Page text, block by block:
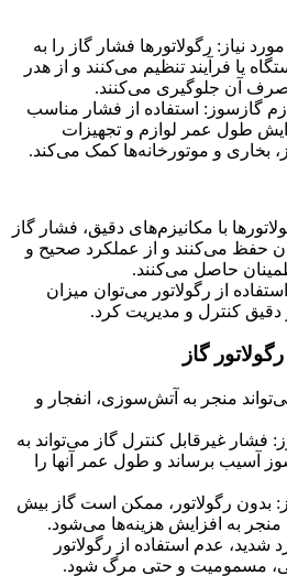
نیاز: رگولاتورها فشار گاز را به
یا فرآیند تنظیم می‌کنند و از هدر
آن جلوگیری می‌کنند.
گازسوز: استفاده از فشار مناسب
طول عمر لوازم و تجهیزات
بخاری و موتورخانه‌ها کمک می‌کند.
با مکانیزم‌های دقیق، فشار گاز
حفظ می‌کنند و از عملکرد صحیح و
حاصل می‌کنند.
از رگولاتور می‌توان میزان
کنترل و مدیریت کرد.
گاز
منجر به آتش‌سوزی، انفجار و
فشار غیرقابل کنترل گاز می‌تواند به
آسیب برساند و طول عمر آنها را
رگولاتور، ممکن است گاز بیش
به افزایش هزینه‌ها می‌شود.
عدم استفاده از رگولاتور
مسمومیت و حتی مرگ شود.